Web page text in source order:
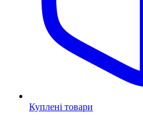
Куплені товари